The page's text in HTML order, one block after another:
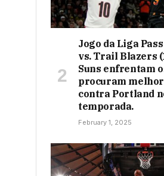
Jogo da Liga
vs. Trail Blazers
Suns enfrentam
procuram
contra Portland
temporada.
February 1, 2025